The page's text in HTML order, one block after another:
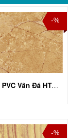
-%
Tấm Ốp PVC Vân Đá HT-A002
-%